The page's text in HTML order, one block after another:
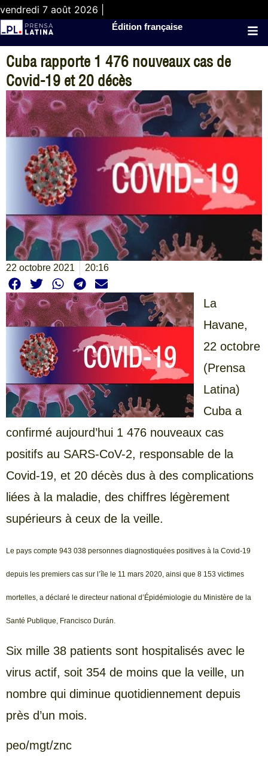
vendredi 7 août 2026 |
Édition française
Cuba rapporte 1 476 nouveaux cas de
Covid-19 et 20 décès
22 octobre 2021 20:16
La
Havane,
22 octobre
(Prensa
Latina)
Cuba a
confirmé aujourd’hui 1 476 nouveaux cas
positifs au SARS-CoV-2, responsable de la
Covid-19, et 20 décès dus à des complications
liées à la maladie, des chiffres légèrement
supérieurs à ceux de la veille.
Le pays compte 943 038 personnes diagnostiquées positives à la Covid-19
depuis les premiers cas sur l’île le 11 mars 2020, ainsi que 8 153 victimes
mortelles, a déclaré le directeur national d’Épidémiologie du Ministère de la
Santé Publique, Francisco Durán.
Six mille 38 patients sont hospitalisés avec le
virus actif, soit 354 de moins que la veille, un
nombre qui diminue quotidiennement depuis
près d’un mois.
peo/mgt/znc